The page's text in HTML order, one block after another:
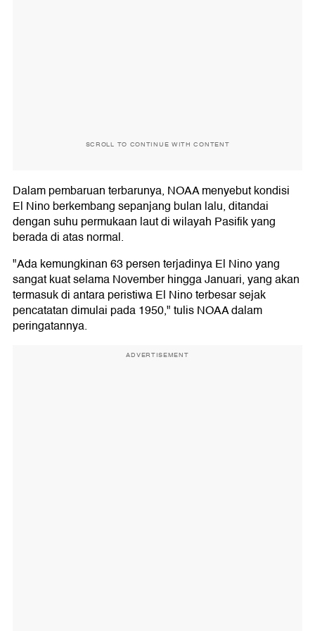
SCROLL TO CONTINUE WITH CONTENT
Dalam pembaruan terbarunya, NOAA menyebut kondisi
El Nino berkembang sepanjang bulan lalu, ditandai
dengan suhu permukaan laut di wilayah Pasifik yang
berada di atas normal.
"Ada kemungkinan 63 persen terjadinya El Nino yang
sangat kuat selama November hingga Januari, yang akan
termasuk di antara peristiwa El Nino terbesar sejak
pencatatan dimulai pada 1950," tulis NOAA dalam
peringatannya.
ADVERTISEMENT